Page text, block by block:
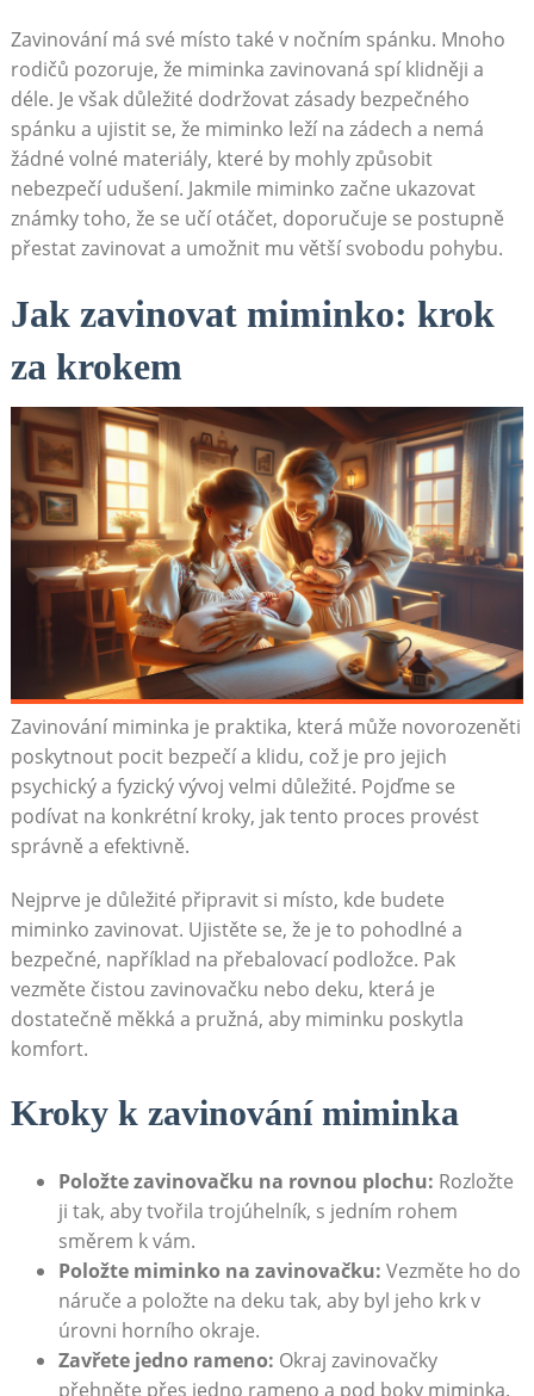
Zavinování má své místo také v nočním spánku. Mnoho
rodičů pozoruje, že miminka zavinovaná spí klidněji a
déle. Je však důležité dodržovat zásady bezpečného
spánku a ujistit se, že miminko leží na zádech a nemá
žádné volné materiály, které by mohly způsobit
nebezpečí udušení. Jakmile miminko začne ukazovat
známky toho, že se učí otáčet, doporučuje se postupně
přestat zavinovat a umožnit mu větší svobodu pohybu.
Jak zavinovat miminko: krok
za krokem
Zavinování miminka je praktika, která může novorozeněti
poskytnout pocit bezpečí a klidu, což je pro jejich
psychický a fyzický vývoj velmi důležité. Pojďme se
podívat na konkrétní kroky, jak tento proces provést
správně a efektivně.
Nejprve je důležité připravit si místo, kde budete
miminko zavinovat. Ujistěte se, že je to pohodlné a
bezpečné, například na přebalovací podložce. Pak
vezměte čistou zavinovačku nebo deku, která je
dostatečně měkká a pružná, aby miminku poskytla
komfort.
Kroky k zavinování miminka
Položte zavinovačku na rovnou plochu: Rozložte
ji tak, aby tvořila trojúhelník, s jedním rohem
směrem k vám.
Položte miminko na zavinovačku: Vezměte ho do
náruče a položte na deku tak, aby byl jeho krk v
úrovni horního okraje.
Zavřete jedno rameno: Okraj zavinovačky
přehněte přes jedno rameno a pod boky miminka.